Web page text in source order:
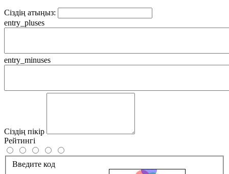
Сіздің атыңыз:
entry_pluses
entry_minuses
Сіздің пікір
Рейтингі
Введите код